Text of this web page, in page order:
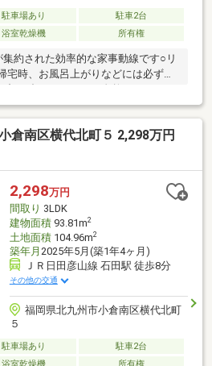
駐車場あり
駐車2台
浴室乾燥機 所有権
約された効率的な家事動線です○リ
宅時、お風呂上がりなどには必ずリ
式階段が嬉しいロフト付き！シー
ツケースなどの大型荷物の上り下り
にある落ち着いた住環境です○小学
毎日の通学に便利です【当社自慢の
物件購入+リフォーム費用もまとめ
倉南区横代北町５ 2,298万円
2,298万円
間取り 3LDK
建物面積93.81m2
土地面積104.96m2
築年月 2025年5月(築1年4ヶ月)
ＪＲ日田彦山線 石田駅 徒歩8分
その他の交通
福岡県北九州市小倉南区横代北町
５
駐車場あり
駐車2台